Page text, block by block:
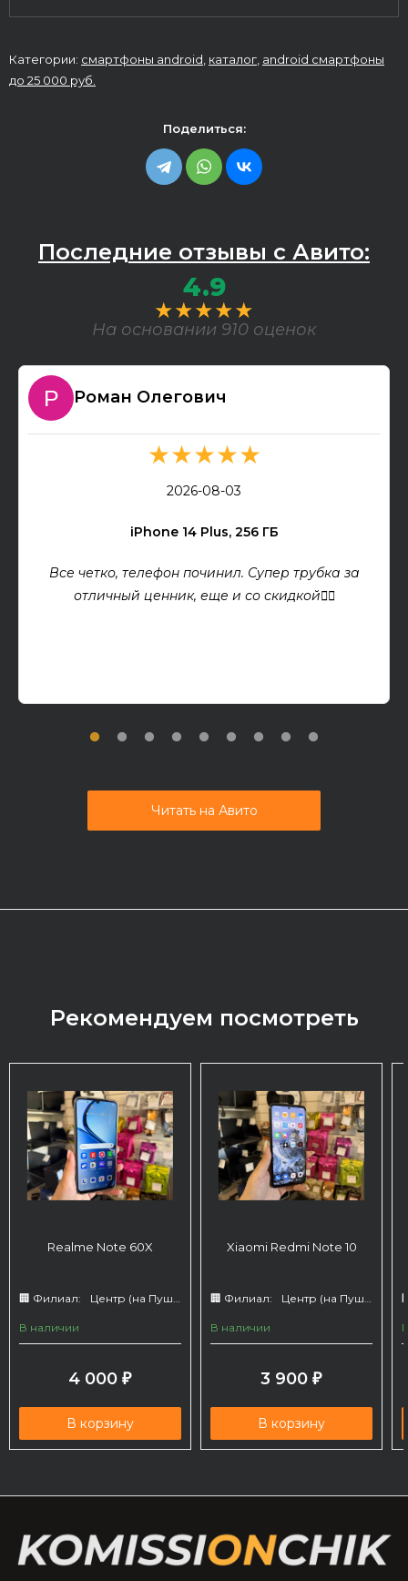
Категории: смартфоны android каталог android смартфоны
до 25 000 руб.
Поделиться:
Последние отзывы с Авито:
4.9
★★★★★
На основании 910 оценок
Роман Олегович
★★★★★
2026-08-03
iPhone 14 Plus, 256 ГБ
Все четко, телефон починил. Супер трубка за
отличный ценник, еще и со скидкой👍🏻
Читать на Авито
Рекомендуем посмотреть
Realme Note 60X
🏢 Филиал: Центр (на Пушкина 66)
В наличии
4 000 ₽
В корзину
Xiaomi Redmi Note 10
🏢 Филиал: Центр (на Пушкина 66)
В наличии
3 900 ₽
В корзину